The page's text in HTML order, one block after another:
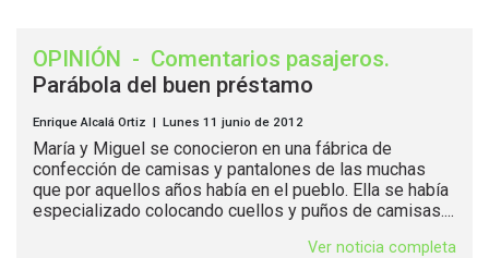
OPINIÓN - Comentarios pasajeros.
Parábola del buen préstamo
Enrique Alcalá Ortiz | Lunes 11 junio de 2012
María y Miguel se conocieron en una fábrica de
confección de camisas y pantalones de las muchas
que por aquellos años había en el pueblo. Ella se había
especializado colocando cuellos y puños de camisas....
Ver noticia completa